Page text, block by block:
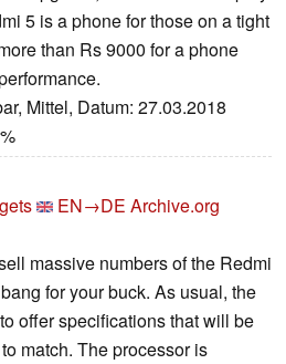
5 is a phone for those on a tight
than Rs 9000 for a phone
Mittel, Datum: 27.03.2018
EN→DE Archive.org
massive numbers of the Redmi
for your buck. As usual, the
offer specifications that will be
match. The processor is